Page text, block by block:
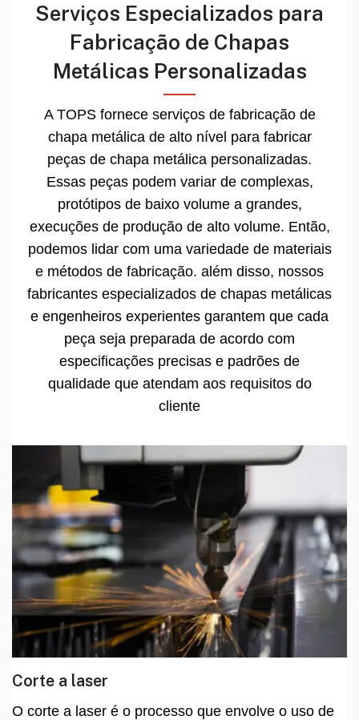
Serviços Especializados para
Fabricação de Chapas
Metálicas Personalizadas
A TOPS fornece serviços de fabricação de
chapa metálica de alto nível para fabricar
peças de chapa metálica personalizadas.
Essas peças podem variar de complexas,
protótipos de baixo volume a grandes,
execuções de produção de alto volume. Então,
podemos lidar com uma variedade de materiais
e métodos de fabricação. além disso, nossos
fabricantes especializados de chapas metálicas
e engenheiros experientes garantem que cada
peça seja preparada de acordo com
especificações precisas e padrões de
qualidade que atendam aos requisitos do
cliente
Corte a laser
O corte a laser é o processo que envolve o uso de